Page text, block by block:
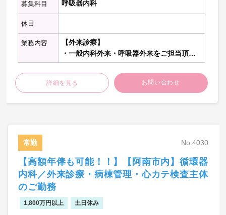
募集科目 呼吸器内科
休日
業務内容
【外来診療】
・一般内科外来・呼吸器外来をご担当頂き
ます。
【病棟管理】
きます：主治医制
・病棟管理
週1回程度
・当直体制
詳細を見る お問い合わせ
常勤 No.4030
【高額年俸も可能！！】【阿南市内】循環器
内科／外来診療・病棟管理・心カテ検査主体
のご勤務
1,800万円以上 土日休み